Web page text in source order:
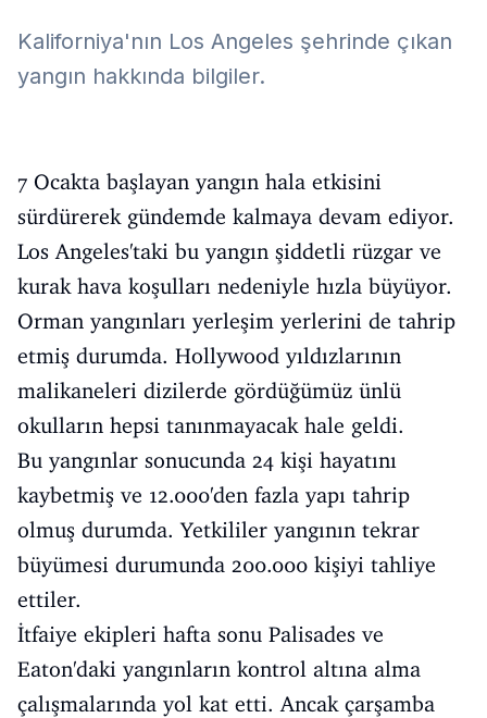
Kaliforniya'nın Los Angeles şehrinde çıkan
yangın hakkında bilgiler.
7 Ocakta başlayan yangın hala etkisini
sürdürerek gündemde kalmaya devam ediyor.
Los Angeles'taki bu yangın şiddetli rüzgar ve
kurak hava koşulları nedeniyle hızla büyüyor.
Orman yangınları yerleşim yerlerini de tahrip
etmiş durumda. Hollywood yıldızlarının
malikaneleri dizilerde gördüğümüz ünlü
okulların hepsi tanınmayacak hale geldi.
Bu yangınlar sonucunda 24 kişi hayatını
kaybetmiş ve 12.000'den fazla yapı tahrip
olmuş durumda. Yetkililer yangının tekrar
büyümesi durumunda 200.000 kişiyi tahliye
ettiler.
İtfaiye ekipleri hafta sonu Palisades ve
Eaton'daki yangınların kontrol altına alma
çalışmalarında yol kat etti. Ancak çarşamba